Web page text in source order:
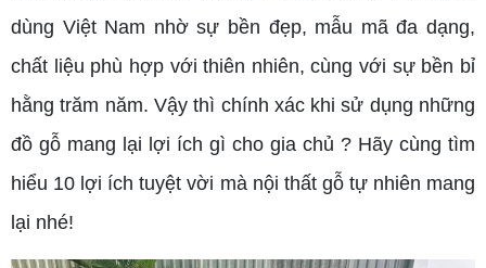
dùng Việt Nam nhờ sự bền đẹp, mẫu mã đa dạng,
chất liệu phù hợp với thiên nhiên, cùng với sự bền bỉ
hằng trăm năm. Vậy thì chính xác khi sử dụng những
đồ gỗ mang lại lợi ích gì cho gia chủ ? Hãy cùng tìm
hiểu 10 lợi ích tuyệt vời mà nội thất gỗ tự nhiên mang
lại nhé!